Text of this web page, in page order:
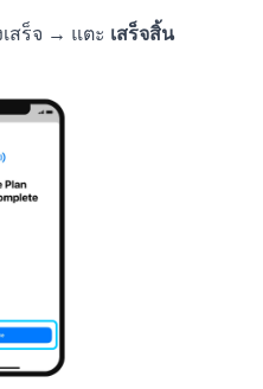
สร็จ → แตะ เสร็จสิ้น